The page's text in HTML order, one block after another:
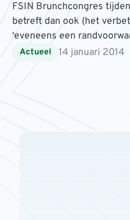
FSIN Brunchcongres
betreft dan ook (het
‘eveneens een
Actueel 14 januari 2014